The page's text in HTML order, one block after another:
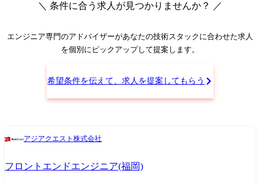
領域です。 ≪業務委細≫ SOME/IP、DDS、MQTTなど、車内・車外通信
ータ交換を安全かつ低遅延で行うためのルーティング制御やメッセージ
ブローカーの開発 ※専門性や適性、会社ニーズなどを踏まえ、会社が定
AUTOSAR Adaptive/Classic, POSIX, Linux, HyperVisor, C/C++, Python, シェ
Git, SVN, Jenkins, Wireshark等
イティブチーム配属となります。 具体的な業務内容 ・プロジェクトの責
する ・複数のお客様や成果物を同時に管理する ・クリエイティブチーム
の監修、アイディアへのレビューとフィードバック、スタッフの成長に
フェーズに対応する ・お客様との関係を構築し、ビジネスにおけるニー
ズや貢献できる役割を深く理解。様々な判断においてお客様の信頼を得
る ・どの仕事においても成果物の質(クラフト)を追求する。他のクリエ
案ができる。お客様からのフィードバックを的確に分析し最適な解へと
届ける
＼ 条件に合う求人が見つかりませんか？ ／
エンジニア専門のアドバイザーがあなたの技術スタックに合わせた求人
を個別にピックアップして提案します。
希望条件を伝えて、求人を提案してもらう
アジアクエスト株式会社
フロントエンドエンジニア(福岡)